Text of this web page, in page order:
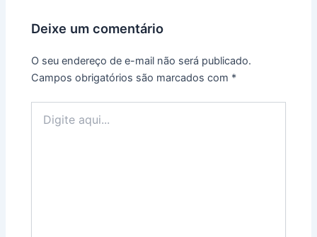
Deixe um comentário
O seu endereço de e-mail não será publicado.
Campos obrigatórios são marcados com *
aqui...